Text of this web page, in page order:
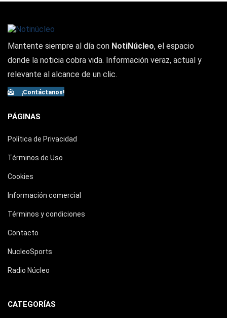
Mantente siempre al día con NotiNúcleo, el espacio
donde la noticia cobra vida. Información veraz, actual y
relevante al alcance de un clic.
¡Contáctanos!
PÁGINAS
Política de Privacidad
Términos de Uso
Cookies
Información comercial
Términos y condiciones
Contacto
NucleoSports
Radio Núcleo
CATEGORÍAS